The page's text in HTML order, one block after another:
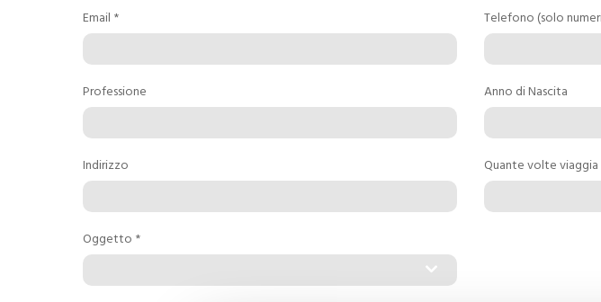
Certificato ISO 50001
Sistema Gestione Energia
Airport Carbon
Email * Telefono (solo
Professione Anno di Nascita
Indirizzo Quante volte
Oggetto *